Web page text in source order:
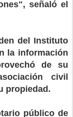
señaló el
del Instituto
la información
de su
civil
propiedad.
público de